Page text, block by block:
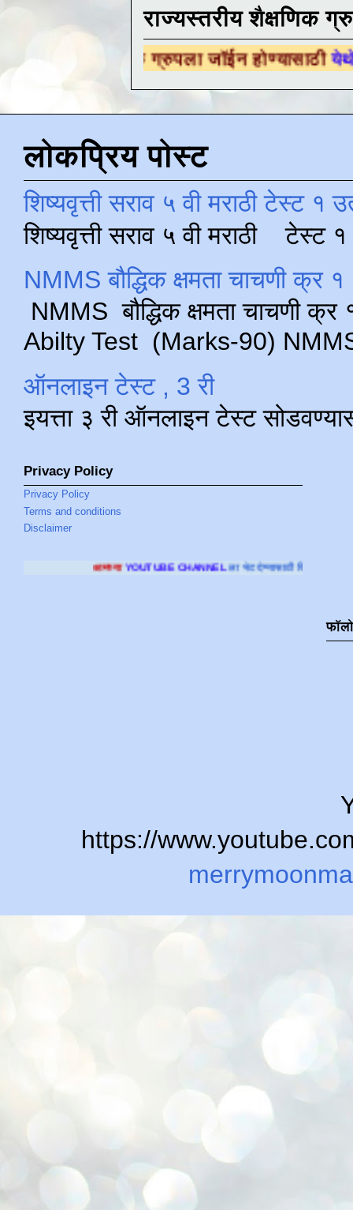
राज्यस्तरीय शैक्षणिक
ग्रुपला जॉईन होण्यासाठीयेथे क्लिक करा .
लोकप्रिय पोस्ट
शिष्यवृत्ती सराव ५ वी मराठी टेस्ट १
शिष्यवृत्ती सराव ५ वी मराठी टेस्ट
NMMS बौद्धिक क्षमता चाचणी क्र
NMMS बौद्धिक क्षमता चाचणी
Abilty Test (Marks-90) NMMS
ऑनलाइन टेस्ट , 3 री
इयत्ता ३ री ऑनलाइन टेस्ट
Privacy Policy
Privacy Policy
Terms and conditions
Disclaimer
YOUTUBE CHANNELला भेट देण्यासाठी क्लिक करा.
https://